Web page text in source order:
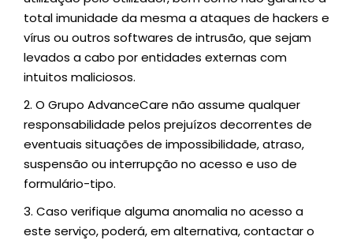
total imunidade da mesma a ataques de hackers e
vírus ou outros softwares de intrusão, que sejam
levados a cabo por entidades externas com
intuitos maliciosos.
2. O Grupo AdvanceCare não assume qualquer
responsabilidade pelos prejuízos decorrentes de
eventuais situações de impossibilidade, atraso,
suspensão ou interrupção no acesso e uso de
formulário-tipo.
3. Caso verifique alguma anomalia no acesso a
este serviço, poderá, em alternativa, contactar o